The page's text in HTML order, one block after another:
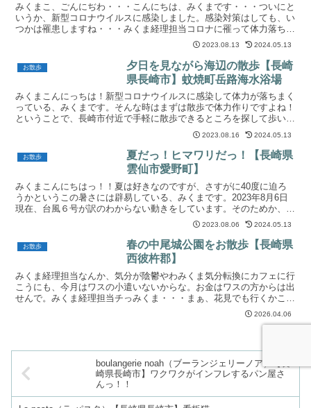
みくまこ、ごんにぢわ・・・こんにちは、みくまです・・・ついにと
いうか、新型コロナウイルスに感染しました。感染対策はしても、い
つかは罹患しますね・・・みくま経理担当コロナに罹って体力落ちた
ので、ちょっとした散歩したいコロナに罹患後、体力が大幅...
2023.08.13 2024.05.13
お散歩
夕日を見ながら海辺の散歩【長崎
県長崎市】蚊焼町岳路海水浴場
みくまこんにっちは！新型コロナウイルスに感染して体力が落ちまく
っている、みくまです。そんな時はまずは散歩で体力作りですよね！
ということで、長崎市付近で手軽に散歩できるところを探して歩いて
きました。場所は、長崎市蚊焼町の岳路海水浴場です。時刻...
2023.08.16 2024.05.13
お散歩
夏だっ！ヒマワリだっ！【長崎県
雲仙市愛野町】
みくまこんにちはっ！！夏は好きなのですが、さすがに40度に迫ろ
うかというこの暑さには辟易している、みくまです。2023年8月6日
現在、台風６号が訳のわからない動きをしています。そのためか、何
か風が強い。写真ではわかりにくいですが、草木がすご...
2023.08.06 2024.05.13
お散歩
春の中尾城公園をお散歩【長崎県
西彼杵郡】
みくま経理担当なんか、気分が陰鬱やわみくま気分転換にカフェに行
こうにも、今月はワスの小遣いないからな。お金はワスの方からは出
せんで。みくま経理担当チっみくま・・・まぁ、花見でも行くかこん
2026.04.06
boulangerie noah（ブーランジェリーノア）【長
崎県長崎市】ワクワクがインフレするパン屋さ
んっ！！